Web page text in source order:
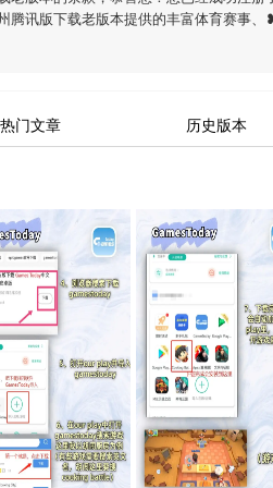
腾讯版下载老版本提供的丰富体育赛事、
热门文章 历史版本